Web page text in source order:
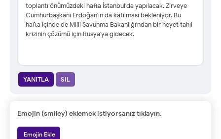
toplantı önümüzdeki hafta İstanbul'da yapılacak. Zirveye
Cumhurbaşkanı Erdoğan'ın da katılması bekleniyor. Bu
hafta içinde de Milli Savunma Bakanlığı'ndan bir heyet tahıl
krizinin çözümü için Rusya'ya gidecek.
YANITLA SIL
Emojin (smiley) eklemek istiyorsanız tıklayın.
Emojin Ekle